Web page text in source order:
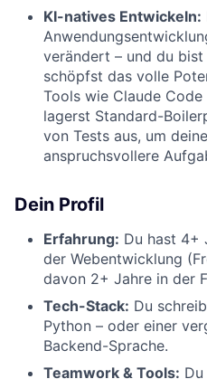
KI-natives Entwickeln:
verändert – und du
schöpfst das volle
Tools wie Claude
lagerst Standard-
von Tests aus, um
anspruchsvollere
Dein Profil
Erfahrung: Du hast 4+
der Webentwicklung
davon 2+ Jahre in der
Tech-Stack: Du
Python – oder einer
Backend-Sprache.
Teamwork & Tools: